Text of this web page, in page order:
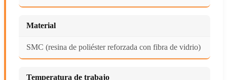
Material
SMC (resina de poliéster reforzada con fibra de vidrio)
Temperatura de trabajo